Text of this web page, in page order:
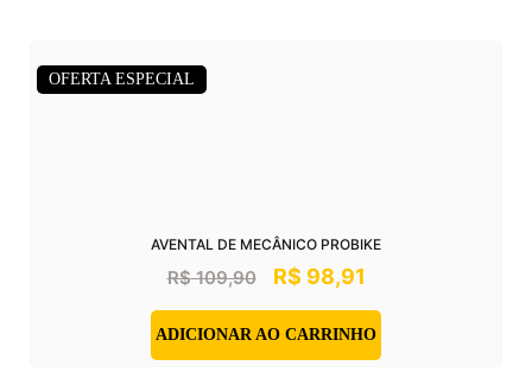
OFERTA ESPECIAL
AVENTAL DE MECÂNICO PROBIKE
R$109,90 R$ 98,91
ADICIONAR AO CARRINHO